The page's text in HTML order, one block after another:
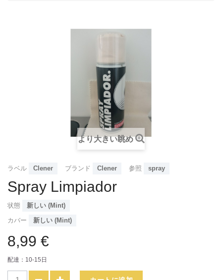
より大きい眺め
ラベル Clener ブランド Clener 参照 spray
Spray Limpiador
状態
新しい (Mint)
カバー
新しい (Mint)
8,99 €
配達：10-15日